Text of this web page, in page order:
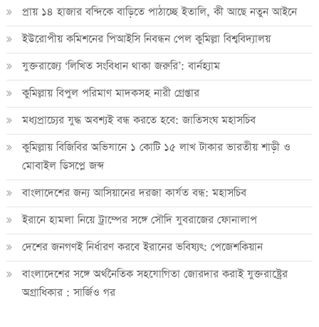
প্রায় ১৪ হাজার বন্দিকে বাড়িতে পাঠাচ্ছে ইতালি, কী আছে নতুন আইনে
ইউরোপীয় কমিশনের পিআইসি নিবন্ধন পেল কুমিল্লা বিশ্ববিদ্যালয়
যুক্তরাজ্যে ‘লিখিত সংবিধান থাকা জরুরি’: বার্নহ্যাম
কুমিল্লায় বিপুল পরিমাণ মাদকসহ নারী গ্রেপ্তার
মধ্যপ্রাচ্যের যুদ্ধ অবশ্যই বন্ধ করতে হবে: জাতিসংঘ মহাসচিব
কুমিল্লায় বিজিবির অভিযানে ১ কোটি ১৫ লাখ টাকার ভারতীয় শাড়ী ও
মোবাইল ডিসপ্লে জব্দ
বাংলাদেশের জন্য আসিয়ানের দরজা কার্যত বন্ধ: মহাসচিব
ইরানে হামলা নিয়ে ট্রাম্পের সঙ্গে সৌদি যুবরাজের ফোনালাপ
দেশের জনগণই নির্ধারণ করবে ইরানের ভবিষ্যৎ: পেজেশকিয়ান
বাংলাদেশের সঙ্গে অর্থনৈতিক সহযোগিতা জোরদার করাই যুক্তরাষ্ট্রের
অগ্রাধিকার : সার্জিও গর